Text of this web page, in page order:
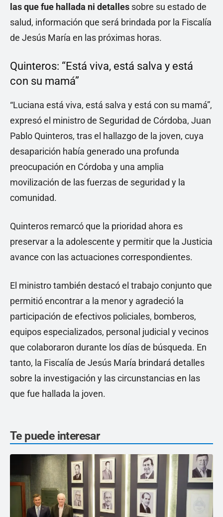
las que fue hallada ni detalles sobre su estado de
salud, información que será brindada por la Fiscalía
de Jesús María en las próximas horas.
Quinteros: “Está viva, está salva y está
con su mamá”
“Luciana está viva, está salva y está con su mamá”,
expresó el ministro de Seguridad de Córdoba, Juan
Pablo Quinteros, tras el hallazgo de la joven, cuya
desaparición había generado una profunda
preocupación en Córdoba y una amplia
movilización de las fuerzas de seguridad y la
comunidad.
Quinteros remarcó que la prioridad ahora es
preservar a la adolescente y permitir que la Justicia
avance con las actuaciones correspondientes.
El ministro también destacó el trabajo conjunto que
permitió encontrar a la menor y agradeció la
participación de efectivos policiales, bomberos,
equipos especializados, personal judicial y vecinos
que colaboraron durante los días de búsqueda. En
tanto, la Fiscalía de Jesús María brindará detalles
sobre la investigación y las circunstancias en las
que fue hallada la joven.
Te puede interesar